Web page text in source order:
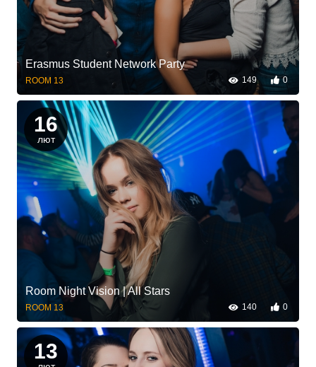
Erasmus Student Network Party
ROOM 13 149 0
16
лют
Room Night Vision | All Stars
ROOM 13 140 0
13